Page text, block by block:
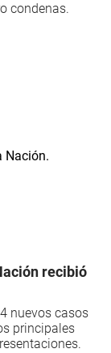
condenas.
recibió
nuevos casos
principales